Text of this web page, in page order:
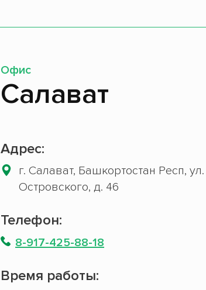
Офис
Салават
Адрес:
г. Салават, Башкортостан Респ, ул.
Островского, д. 46
Телефон:
8-917-425-88-18
Время работы: